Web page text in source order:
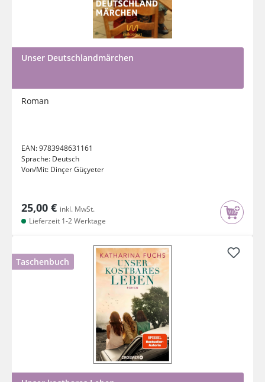
Unser Deutschlandmärchen
Roman
EAN:9783948631161
Sprache: Deutsch
Von/Mit: Dinçer Güçyeter
25,00 € inkl. MwSt.
Lieferzeit 1-2 Werktage
Taschenbuch